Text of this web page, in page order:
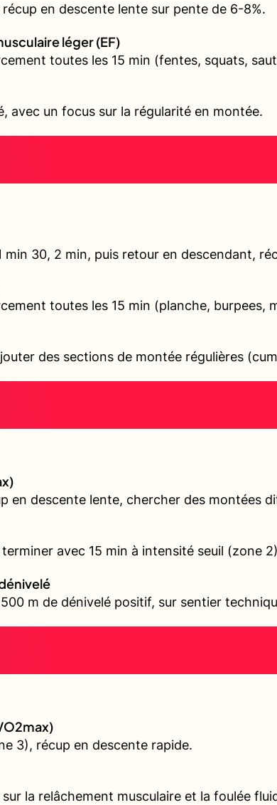
en descente lente sur pente de 6-8%.
léger (EF)
toutes les 15 min (fentes, squats,
avec un focus sur la régularité en montée.
min 30, 2 min, puis retour en descendant,
toutes les 15 min (planche, burpees,
des sections de montée régulières
en descente lente, chercher des montées
avec 15 min à intensité seuil (zone
m de dénivelé positif, sur sentier
3), récup en descente rapide.
la relâchement musculaire et la foulée